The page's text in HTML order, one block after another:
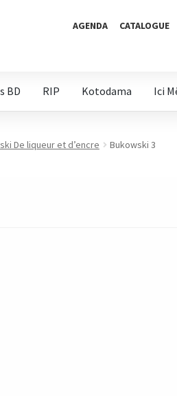
AGENDA CATALOGUE
BD RIP Kotodama Ici
De liqueur et d’encre Bukowski 3